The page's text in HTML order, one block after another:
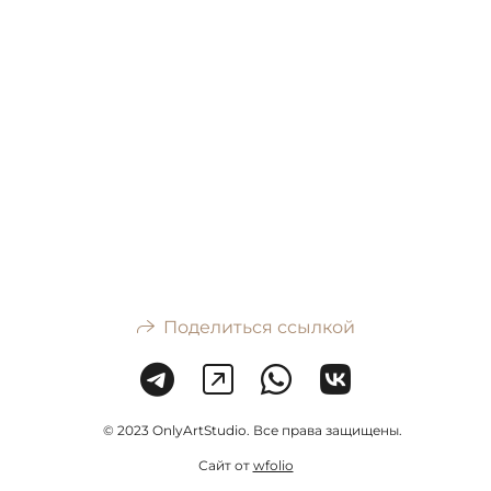
Поделиться ссылкой
© 2023 OnlyArtStudio. Все права защищены.
Сайт от wfolio